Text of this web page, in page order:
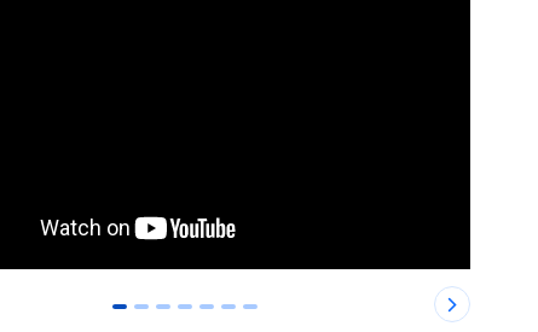
0 1 2 3 4 5 6